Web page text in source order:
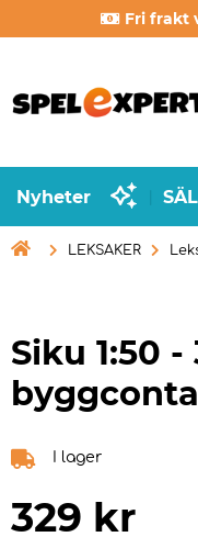
Fri frakt
Nyheter
 LEKSAKER
Siku 1:50
I lager
329 kr